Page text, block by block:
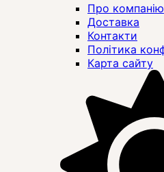
Про компанію
Доставка
Контакти
Політика
Карта сайту